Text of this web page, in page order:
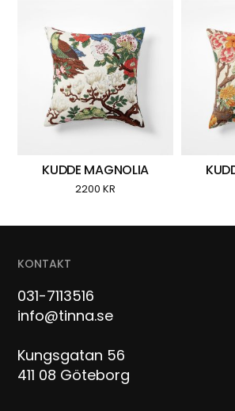
KUDDE MAGNOLIA
2200KR
KONTAKT
031-7113516
info@tinna.se
Kungsgatan 56
411 08 Göteborg